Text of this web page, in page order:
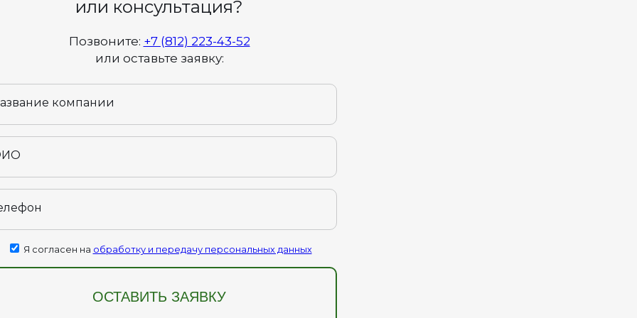
или консультация?
Позвоните: +7 (812) 223-43-52
или оставьте заявку:
компании
Я согласен на обработку и передачу персональных данных
ОСТАВИТЬ ЗАЯВКУ